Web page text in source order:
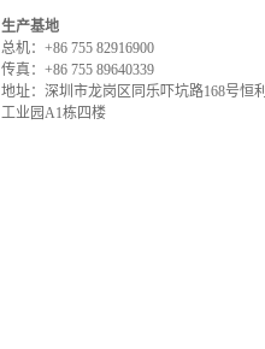
生产基地
总机：+86 755 82916900
传真：+86 755 89640339
地址：深圳市龙岗区同乐吓坑路168号恒利
工业园A1栋四楼